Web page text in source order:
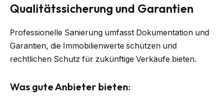
Qualitätssicherung und Garantien
Professionelle Sanierung umfasst Dokumentation und
Garantien, die Immobilienwerte schützen und
rechtlichen Schutz für zukünftige Verkäufe bieten.
Was gute Anbieter bieten: